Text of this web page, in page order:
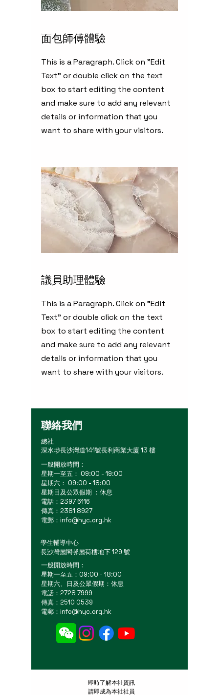
面包師傅體驗
This is a Paragraph. Click on "Edit
Text" or double click on the text
box to start editing the content
and make sure to add any relevant
details or information that you
want to share with your visitors.
​議員助理體驗
This is a Paragraph. Click on "Edit
Text" or double click on the text
box to start editing the content
and make sure to add any relevant
details or information that you
want to share with your visitors.
聯絡我們
總社
深水埗長沙灣道141號長利商業大廈 13 樓
一般開放時間：
星期一至五： 09:00 - 19:00
星期六： 09:00 - 18:00
星期日及公眾假期 ：休息
電話：2397 6116
傳真：2381 8927
電郵： info@hyc.org.hk
學生輔導中心
長沙灣麗閣邨麗荷樓地下 129 號
一般開放時間：
星期一至五：09:00 - 18:00
星期六、日及公眾假期：休息
電話：2728 7999
傳真：2510 0539
電郵： info@hyc.org.hk
​即時了解本社資訊
請即成為本社社員